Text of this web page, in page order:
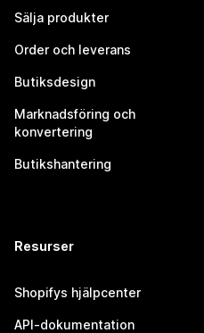
Sälja produkter
Order och leverans
Butiksdesign
Marknadsföring och
konvertering
Butikshantering
Resurser
Shopifys hjälpcenter
API-dokumentation